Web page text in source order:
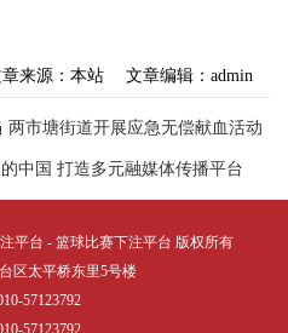
章来源：本站 文章编辑：admin
两市塘街道开展应急无偿献血活动
中国 打造多元融媒体传播平台
平台 - 篮球比赛下注平台 版权所有
区太平桥东里5号楼
57123792
57123792